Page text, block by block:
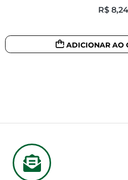
R$ 8,24
ADICIONAR AO